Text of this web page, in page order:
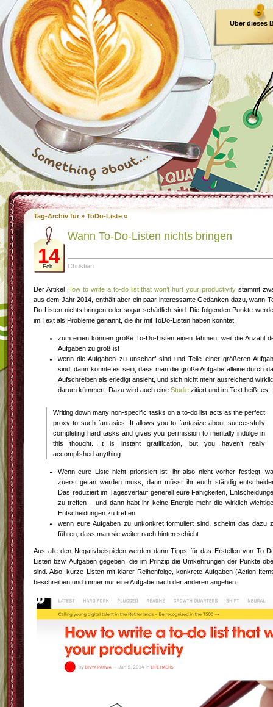
Über dieses
Tag-Archiv für » ToDo-Liste «
14
Feb.
Wann To-Do-Listen nichts bringen
Christian
Der Artikel How to write a to-do list that won’t hurt your productivity stammt
aus dem Jahr 2014, enthält aber ein paar interessante Gedanken dazu, wann
Do-Listen nichts bringen oder sogar schädlich sind. Die folgenden Punkte
im Text als Probleme genannt, die ihr mit ToDo-Listen haben könntet:
zum einen können große To-Do-Listen einen lähmen, weil die Anzahl
Aufgaben zu groß ist
wenn die Aufgaben zu unscharf sind und Teile einer größeren
sind, dann könnte es sein, dass man die große Aufgabe alleine durch
Aufschreiben als erledigt ansieht, und sich nicht mehr ausreichend
darum kümmert. Dazu wird auch eine Studie zitiert und im Text heißt es:
Writing down many non-specific tasks on a to-do list acts as the perfect
proxy to such fantasies. It allows you to fantasize about successfully
completing hard tasks and gives you permission to mentally indulge in
this thought. It is instant gratification, but you haven’t really
accomplished anything.
Wenn eure Liste nicht priorisiert ist, ihr also nicht vorher festlegt,
zuerst getan werden muss, dann müsst ihr euch ständig
Das reduziert im Tagesverlauf generell eure Fähigkeiten,
zu treffen – und dann habt ihr keine Energie mehr die wirklich
Entscheidungen zu treffen
wenn eure Aufgaben zu unkonkret formuliert sind, scheint das dazu
führen, dass man sie weiter nach hinten schiebt.
Aus alle den Negativbeispielen werden dann Tipps für das Erstellen von To-
Listen bzw. Aufgaben gegeben, die im Prinzip die Umkehrungen der Punkte
sind. Also: kurze Listen mit klarer Reihenfolge, konkrete Aufgaben (Action
beschreiben und immer nur eine Aufgabe nach der anderen angehen.